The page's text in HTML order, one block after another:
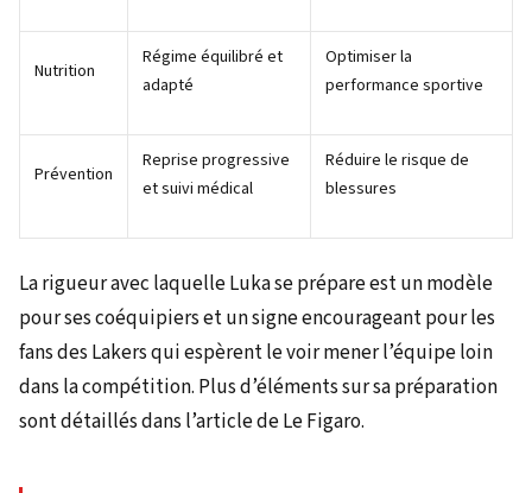
Nutrition
Régime équilibré et
adapté
Optimiser la
performance sportive
Prévention
Reprise progressive
et suivi médical
Réduire le risque de
blessures
La rigueur avec laquelle Luka se prépare est un modèle
pour ses coéquipiers et un signe encourageant pour les
fans des Lakers qui espèrent le voir mener l’équipe loin
dans la compétition. Plus d’éléments sur sa préparation
sont détaillés dans l’article de Le Figaro.